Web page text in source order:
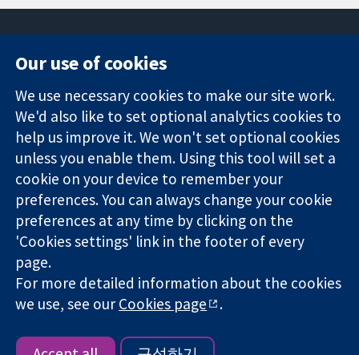
Trusted
evidence.
Informed
decisions.
Better health.
Square
London
W1G 0AN
영국
News
Press office
About us
작업
Cochrane
Library
The Cochrane Collaboration is a charity (no. 1045921) and a
company limited by guarantee (no. 03044323) registered in
England & Wales. VAT registration number GB 718 2127 49.
Copyright © 2026 The Cochrane Collaboration
Website Terms & Conditions|Disclaimer
|Cookie settings
Our use of cookies
We use necessary cookies to make our site work.
We'd also like to set optional analytics cookies to
help us improve it. We won't set optional cookies
unless you enable them. Using this tool will set a
cookie on your device to remember your
preferences. You can always change your cookie
preferences at any time by clicking on the
'Cookies settings' link in the footer of every
page.
For more detailed information about the cookies
we use, see ourCookies page .